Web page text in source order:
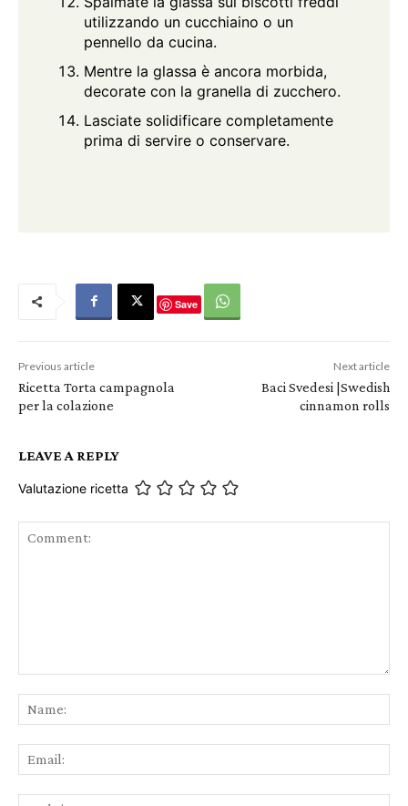
utilizzando un cucchiaino o un
pennello da cucina.
Mentre la glassa è ancora morbida,
decorate con la granella di zucchero.
Lasciate solidificare completamente
prima di servire o conservare.
Save
Previous article
Ricetta Torta campagnola
per la colazione
Next article
Baci Svedesi |Swedish
cinnamon rolls
LEAVE A REPLY
Valutazione ricetta